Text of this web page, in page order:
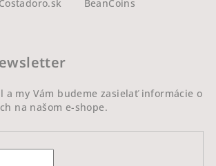
Costadoro.sk BeanCoins
a my Vám budeme zasielať informácie o
na našom e-shope.